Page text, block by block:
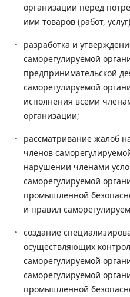
организации перед
ими товаров (работ,
разработка и
саморегулируемой
предпринимательской
саморегулируемой
исполнения всеми
организации;
рассматривание жалоб
членов
нарушении членами
саморегулируемой
промышленной
и правил
создание
осуществляющих
саморегулируемой
саморегулируемой
промышленной